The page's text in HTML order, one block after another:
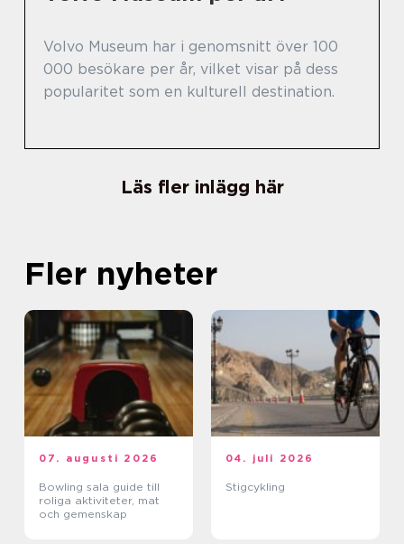
Volvo Museum har i genomsnitt över 100
000 besökare per år, vilket visar på dess
popularitet som en kulturell destination.
Läs fler inlägg här
Fler nyheter
07. augusti 2026
Bowling sala guide till
roliga aktiviteter, mat
och gemenskap
04. juli 2026
Stigcykling